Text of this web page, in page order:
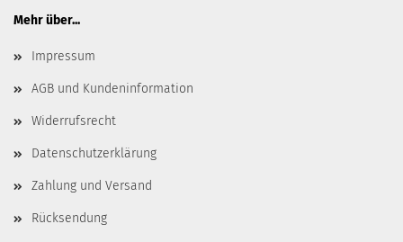
Mehr über...
Impressum
AGB und Kundeninformation
Widerrufsrecht
Datenschutzerklärung
Zahlung und Versand
Rücksendung